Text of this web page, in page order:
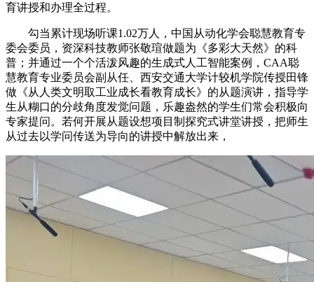
育讲授和办理全过程。
勾当累计现场听课1.02万人，中国从动化学会聪慧教育专
委会委员，资深科技教师张敬瑄做题为《多彩大天然》的科
普；并通过一个个活泼风趣的生成式人工智能案例，CAA聪
慧教育专业委员会副从任、西安交通大学计较机学院传授田锋
做《从人类文明取工业成长看教育成长》的从题演讲，指导学
生从糊口的分歧角度发觉问题，乐趣盎然的学生们常会积极向
专家提问。若何开展从题设想项目制探究式讲堂讲授，把师生
从过去以学问传送为导向的讲授中解放出来，